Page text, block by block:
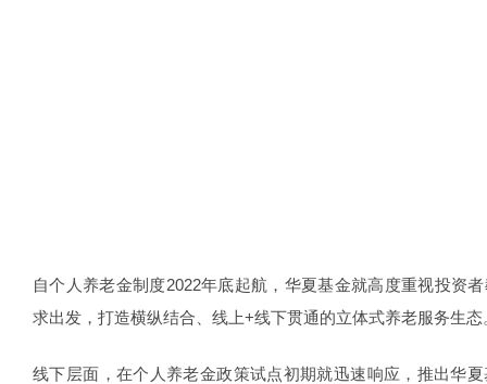
自个人养老金制度2022年底起航，华夏基金就高度重视投资
求出发，打造横纵结合、线上+线下贯通的立体式养老服务生态
线下层面，在个人养老金政策试点初期就迅速响应，推出华